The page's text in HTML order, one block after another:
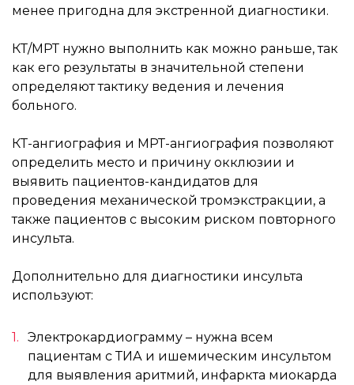
менее пригодна для экстренной диагностики.
КТ/МРТ нужно выполнить как можно раньше, так
как его результаты в значительной степени
определяют тактику ведения и лечения
больного.
КТ-ангиография и МРТ-ангиография позволяют
определить место и причину окклюзии и
выявить пациентов-кандидатов для
проведения механической тромэкстракции, а
также пациентов с высоким риском повторного
инсульта.
Дополнительно для диагностики инсульта
используют:
Электрокардиограмму – нужна всем
пациентам с ТИА и ишемическим инсультом
для выявления аритмий, инфаркта миокарда